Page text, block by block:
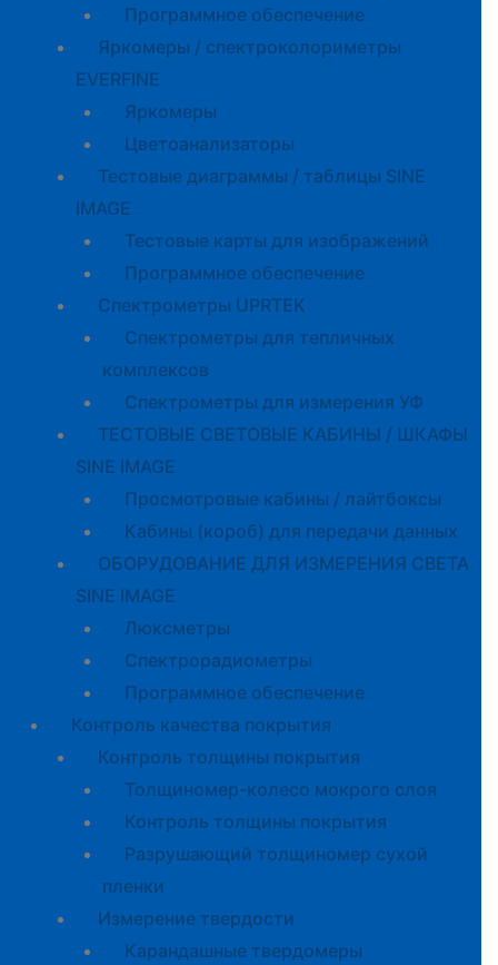
Программное обеспечение
Яркомеры / спектроколориметры
EVERFINE
Яркомеры
Цветоанализаторы
Тестовые диаграммы / таблицы SINE
IMAGE
Тестовые карты для изображений
Программное обеспечение
Спектрометры UPRTEK
Спектрометры для тепличных
комплексов
Спектрометры для измерения УФ
ТЕСТОВЫЕ СВЕТОВЫЕ КАБИНЫ / ШКАФЫ
SINE IMAGE
Просмотровые кабины / лайтбоксы
Кабины (короб) для передачи данных
ОБОРУДОВАНИЕ ДЛЯ ИЗМЕРЕНИЯ СВЕТА
SINE IMAGE
Люксметры
Спектрорадиометры
Программное обеспечение
Контроль качества покрытия
Контроль толщины покрытия
Толщиномер-колесо мокрого слоя
Контроль толщины покрытия
Разрушающий толщиномер сухой
пленки
Измерение твердости
Карандашные твердомеры